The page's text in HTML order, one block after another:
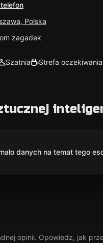
Polska
zagadek
Szatnia Strefa oczekiwania
danych na temat tego
opinii. Opowiedz, jak